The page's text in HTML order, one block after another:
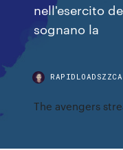
nell'esercito
sognano la
The avengers